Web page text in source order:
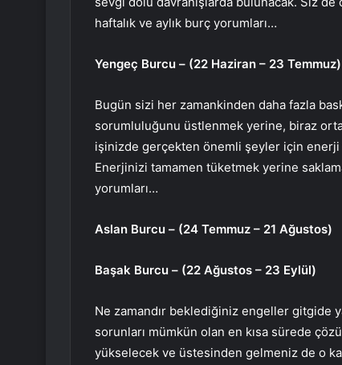
haftalık ve aylık burç yorumları…
Yengeç Burcu – (22 Haziran – 23 Temmuz)
Bugün sizi her zamankinden daha fazla
sorumluluğunu üstlenmek yerine, biraz
işinizde gerçekten önemli şeyler için enerji
Enerjinizi tamamen tüketmek yerine
yorumları…
Aslan Burcu – (24 Temmuz – 21 Ağustos)
Başak Burcu – (22 Ağustos – 23 Eylül)
Ne zamandır beklediğiniz engeller gitgide
sorunları mümkün olan en kısa sürede
yükselecek ve üstesinden gelmeniz de o